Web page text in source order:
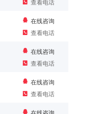
查看电话
在线咨询
查看电话
在线咨询
查看电话
在线咨询
查看电话
在线咨询